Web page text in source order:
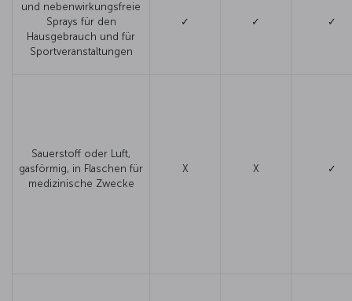
und nebenwirkungsfreie
Sprays für den
Hausgebrauch und für
Sportveranstaltungen
✓ ✓ ✓
Sauerstoff oder Luft,
gasförmig, in Flaschen für
medizinische Zwecke
X X ✓